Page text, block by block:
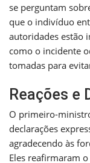
se perguntam
que o indivíduo
autoridades estão
como o incidente
tomadas para
Reações e
O primeiro-
declarações
agradecendo às
Eles reafirmaram